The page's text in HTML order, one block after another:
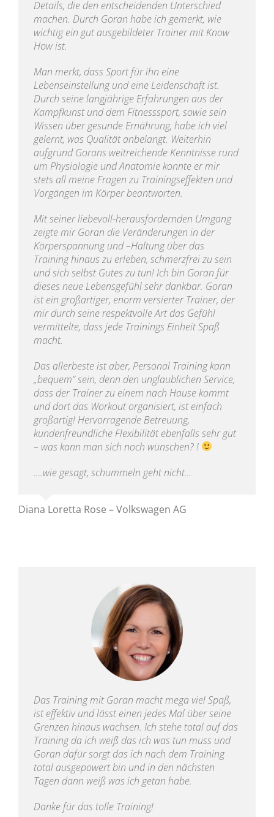
Details, die den entscheidenden Unterschied
machen. Durch Goran habe ich gemerkt, wie
wichtig ein gut ausgebildeter Trainer mit Know
How ist.
Man merkt, dass Sport für ihn eine
Lebenseinstellung und eine Leidenschaft ist.
Durch seine langjährige Erfahrungen aus der
Kampfkunst und dem Fitnesssport, sowie sein
Wissen über gesunde Ernährung, habe ich viel
gelernt, was Qualität anbelangt. Weiterhin
aufgrund Gorans weitreichende Kenntnisse rund
um Physiologie und Anatomie konnte er mir
stets all meine Fragen zu Trainingseffekten und
Vorgängen im Körper beantworten.
Mit seiner liebevoll-herausfordernden Umgang
zeigte mir Goran die Veränderungen in der
Körperspannung und –Haltung über das
Training hinaus zu erleben, schmerzfrei zu sein
und sich selbst Gutes zu tun! Ich bin Goran für
dieses neue Lebensgefühl sehr dankbar. Goran
ist ein großartiger, enorm versierter Trainer, der
mir durch seine respektvolle Art das Gefühl
vermittelte, dass jede Trainings Einheit Spaß
macht.
Das allerbeste ist aber, Personal Training kann
„bequem“ sein, denn den unglaublichen Service,
dass der Trainer zu einem nach Hause kommt
und dort das Workout organisiert, ist einfach
großartig! Hervorragende Betreuung,
kundenfreundliche Flexibilität ebenfalls sehr gut
– was kann man sich noch wünschen? !
….wie gesagt, schummeln geht nicht…
Diana Loretta Rose – Volkswagen AG
Das Training mit Goran macht mega viel Spaß,
ist effektiv und lässt einen jedes Mal über seine
Grenzen hinaus wachsen. Ich stehe total auf das
Training da ich weiß das ich was tun muss und
Goran dafür sorgt das ich nach dem Training
total ausgepowert bin und in den nächsten
Tagen dann weiß was ich getan habe.
Danke für das tolle Training!